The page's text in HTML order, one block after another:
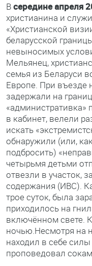
Всередине апреля
христианина и
«Христианской
беларусской
невыносимых
Мельянец,
семья из Беларуси
Европе. При въезде
задержали на
«административка»
в кабинет, велели
искать
обнаружили (или,
подбросить)
четырьмя детьми
отвезли в участок,
содержания (ИВС).
трое суток, была
приходилось на
включённом свете.
ночью.Несмотря на
находил в себе
проповедовал